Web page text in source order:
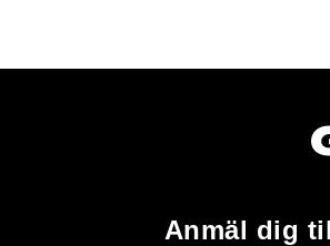
Anmäl dig